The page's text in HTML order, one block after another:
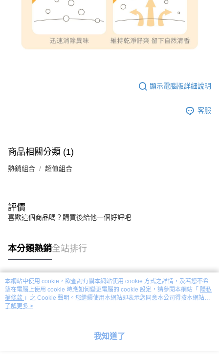
顯示電腦版詳細說明
客服
商品相關分類 (1)
熱銷組合 超值組合
評價
喜歡這個商品嗎？購買後給他一個好評吧
本分類熱銷全站排行
熱門標籤
本網站中使用 cookie，欲查詢有關本網站使用 cookie 方式之詳情，及若您不希
望在電腦上使用 cookie 時應如何變更電腦的 cookie 設定，請參閱本網站「 隱私
權條款 」之 Cookie 聲明。您繼續使用本網站即表示您同意本公司得按本網站使
用條款之 Cookie 聲明使用 cookie。
了解更多 >
我知道了